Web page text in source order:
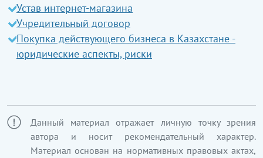
Бұл ішкі класқа:
тегін медициналық көмек көрсету кепілдік
көлемінің шеңберінде фармацевтикалық және
медициналық тауарларды олармен сату
ЭҚЖЖ 46.46.3Медициналық техника және
ортопедиялық өнімдермен көтерме саудада сату
Устав интернет-магазина
Учредительный договор
Покупка действующего бизнеса в Казахстане -
юридические аспекты, риски
Данный материал отражает личную точку зрения
автора и носит рекомендательный характер.
Материал основан на нормативных правовых актах,